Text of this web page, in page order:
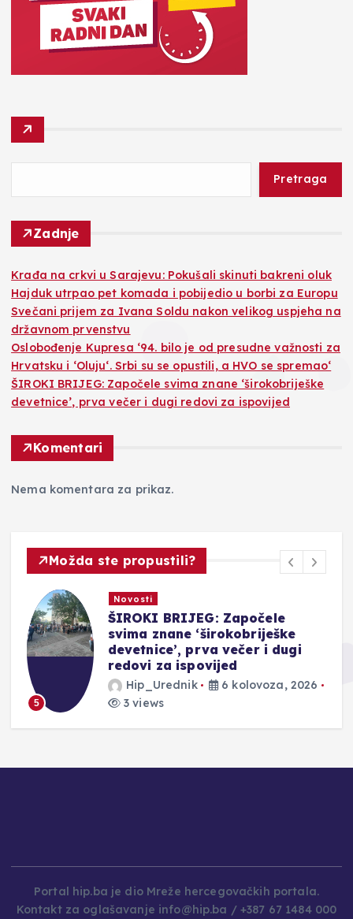
Pretraga
Zadnje
Krađa na crkvi u Sarajevu: Pokušali skinuti bakreni oluk
Hajduk utrpao pet komada i pobijedio u borbi za Europu
Svečani prijem za Ivana Soldu nakon velikog uspjeha na
državnom prvenstvu
Oslobođenje Kupresa ‘94. bilo je od presudne važnosti za
Hrvatsku i ‘Oluju‘. Srbi su se opustili, a HVO se spremao‘
ŠIROKI BRIJEG: Započele svima znane ‘širokobriješke
devetnice’, prva večer i dugi redovi za ispovijed
Komentari
Nema komentara za prikaz.
Možda ste propustili?
5
Novosti
ŠIROKI BRIJEG: Započele
svima znane ‘širokobriješke
devetnice’, prva večer i dugi
redovi za ispovijed
Hip_Urednik
6 kolovoza, 2026
3 views
Portal hip.ba je dio Mreže hercegovačkih portala.
Kontakt za oglašavanje info@hip.ba / +387 67 1484 000